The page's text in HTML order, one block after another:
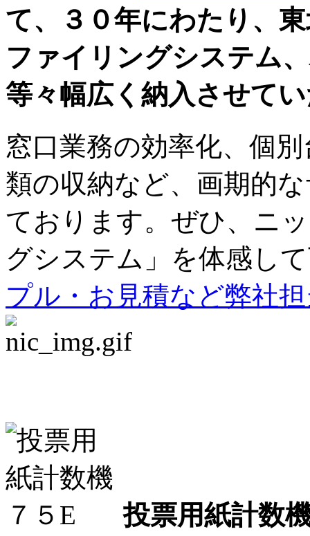
て、３０年にわたり、
ファイリングシステム
等々幅広く納入させて
窓口業務の効率化、個
類の収納など、画期的
ております。ぜひ、ニ
グシステム」を体感し
プル・お見積など弊社
投票用紙計数